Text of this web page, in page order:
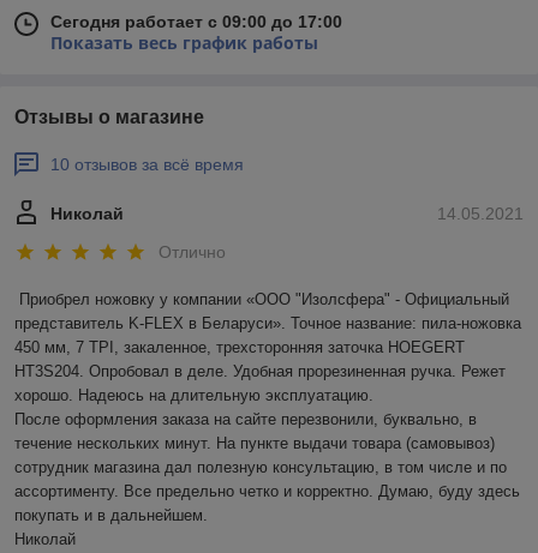
Сегодня работает с 09:00 до 17:00
Показать весь график работы
Отзывы о магазине
10 отзывов за всё время
14.05.2021
Николай
Отлично
Приобрел ножовку у компании «ООО "Изолсфера" - Официальный
представитель K-FLEX в Беларуси». Точное название: пила-ножовка
450 мм, 7 TPI, закаленное, трехсторонняя заточка HOEGERT
HT3S204. Опробовал в деле. Удобная прорезиненная ручка. Режет
хорошо. Надеюсь на длительную эксплуатацию.
После оформления заказа на сайте перезвонили, буквально, в
течение нескольких минут. На пункте выдачи товара (самовывоз)
сотрудник магазина дал полезную консультацию, в том числе и по
ассортименту. Все предельно четко и корректно. Думаю, буду здесь
покупать и в дальнейшем.
Николай